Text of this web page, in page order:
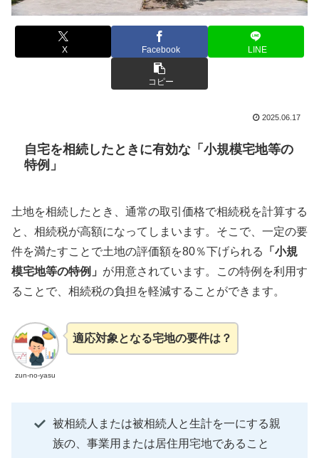
X Facebook LINE
コピー
2025.06.17
自宅を相続したときに有効な「小規模宅地等の
特例」
土地を相続したとき、通常の取引価格で相続税を計算する
と、相続税が高額になってしまいます。そこで、一定の要
件を満たすことで土地の評価額を80％下げられる
「小規
模宅地等の特例」 が用意されています。この特例を利用す
ることで、相続税の負担を軽減することができます。
zun-no-yasu
適応対象となる宅地の要件は？
被相続人または被相続人と生計を一にする親
族の、事業用または居住用宅地であること